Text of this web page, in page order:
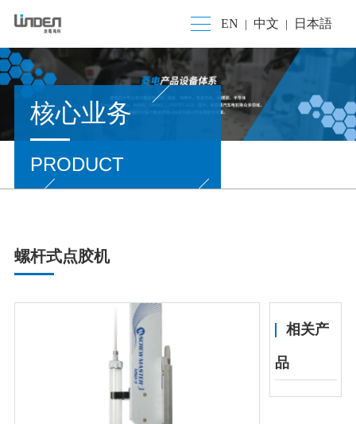
EN 中文 日本語
核心业务
PRODUCT
螺杆式点胶机
相关产
品